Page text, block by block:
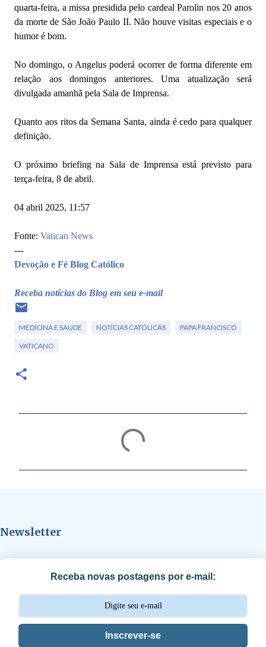
quarta-feira, a missa presidida pelo cardeal Parolin nos 20 anos
da morte de São João Paulo II. Não houve visitas especiais e o
humor é bom.
No domingo, o Angelus poderá ocorrer de forma diferente em
relação aos domingos anteriores. Uma atualização será
divulgada amanhã pela Sala de Imprensa.
Quanto aos ritos da Semana Santa, ainda é cedo para qualquer
definição.
O próximo briefing na Sala de Imprensa está previsto para
terça-feira, 8 de abril.
04 abril 2025, 11:57
Fonte: Vatican News
---
Devoção e Fé Blog Católico
Receba notícias do Blog em seu e-mail
MEDICINA E SAUDE NOTÍCIAS CATÓLICAS PAPA FRANCISCO
VATICANO
á
s
Newsletter
Receba novas postagens por e-mail:
Inscrever-se